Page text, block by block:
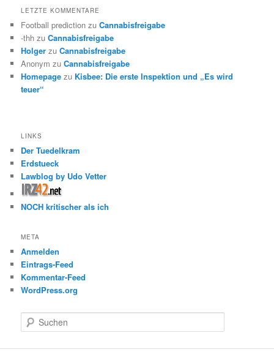
LETZTE KOMMENTARE
Football prediction zuCannabisfreigabe
-thh zuCannabisfreigabe
Holger zuCannabisfreigabe
Anonym zuCannabisfreigabe
Homepage zu Kisbee: Die erste Inspektion und „Es wird
teuer“
LINKS
Der Tuedelkram
Erdstueck
Lawblog by Udo Vetter
NOCH kritischer als ich
META
Anmelden
Eintrags-Feed
Kommentar-Feed
WordPress.org
u